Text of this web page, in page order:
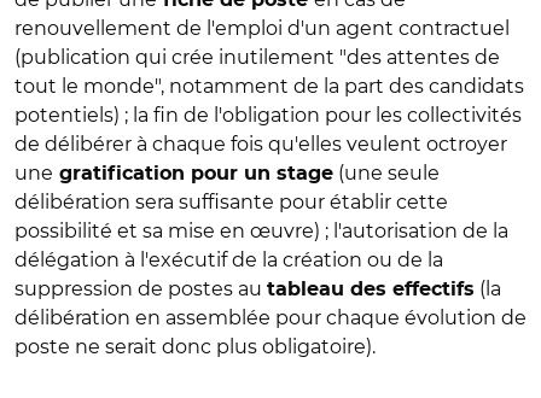
renouvellement de l'emploi d'un agent contractuel
(publication qui crée inutilement "des attentes de
tout le monde", notamment de la part des candidats
potentiels) ; la fin de l'obligation pour les collectivités
de délibérer à chaque fois qu'elles veulent octroyer
une gratification pour un stage (une seule
délibération sera suffisante pour établir cette
possibilité et sa mise en œuvre) ; l'autorisation de la
délégation à l'exécutif de la création ou de la
suppression de postes au tableau des effectifs (la
délibération en assemblée pour chaque évolution de
poste ne serait donc plus obligatoire).